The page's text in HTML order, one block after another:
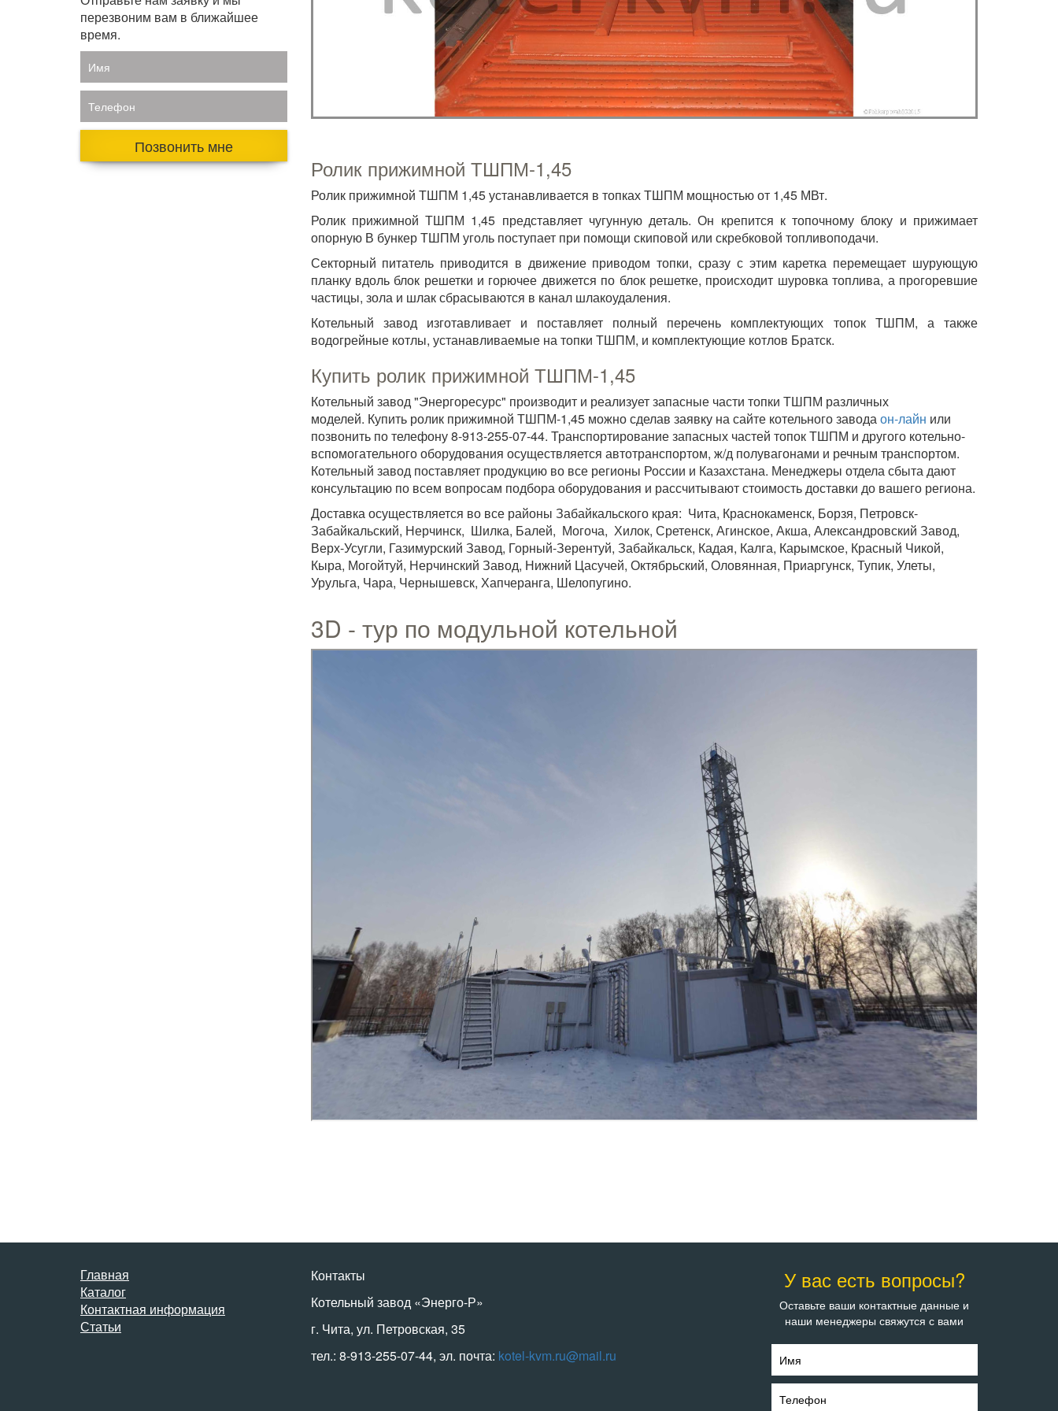
перезвоним вам в ближайшее
время.
Имя
Телефон
Позвонить мне
Ролик прижимной ТШПМ-1,45
Ролик прижимной ТШПМ 1,45 устанавливается в топках ТШПМ мощностью от 1,45 МВт.
Ролик прижимной ТШПМ 1,45 представляет чугунную деталь. Он крепится к топочному блоку и прижимает
опорную В бункер ТШПМ уголь поступает при помощи скиповой или скребковой топливоподачи.
Секторный питатель приводится в движение приводом топки, сразу с этим каретка перемещает шурующую
планку вдоль блок решетки и горючее движется по блок решетке, происходит шуровка топлива, а прогоревшие
частицы, зола и шлак сбрасываются в канал шлакоудаления.
Котельный завод изготавливает и поставляет полный перечень комплектующих топок ТШПМ, а также
водогрейные котлы, устанавливаемые на топки ТШПМ, и комплектующие котлов Братск.
Купить ролик прижимной ТШПМ-1,45
Котельный завод "Энергоресурс" производит и реализует запасные части топки ТШПМ различных
моделей. Купить ролик прижимной ТШПМ-1,45 можно сделав заявку на сайте котельного заводаон-лайн или
позвонить по телефону 8-913-255-07-44. Транспортирование запасных частей топок ТШПМ и другого котельно-
вспомогательного оборудования осуществляется автотранспортом, ж/д полувагонами и речным транспортом.
Котельный завод поставляет продукцию во все регионы России и Казахстана. Менеджеры отдела сбыта дают
консультацию по всем вопросам подбора оборудования и рассчитывают стоимость доставки до вашего региона.
Доставка осуществляется во все районы Забайкальского края: Чита, Краснокаменск, Борзя, Петровск-
Забайкальский, Нерчинск, Шилка, Балей, Могоча, Хилок, Сретенск, Агинское, Акша, Александровский Завод,
Верх-Усугли, Газимурский Завод, Горный-Зерентуй, Забайкальск, Кадая, Калга, Карымское, Красный Чикой,
Кыра, Могойтуй, Нерчинский Завод, Нижний Цасучей, Октябрьский, Оловянная, Приаргунск, Тупик, Улеты,
Урульга, Чара, Чернышевск, Хапчеранга, Шелопугино.
3D - тур по модульной котельной
Главная
Каталог
Контактная информация
Статьи
Контакты
Котельный завод «Энерго-Р»
г. Чита, ул. Петровская, 35
тел.: 8-913-255-07-44, эл. почта: kotel-kvm.ru@mail.ru
У вас есть вопросы?
Оставьте ваши контактные данные и
наши менеджеры свяжутся с вами
Имя
Телефон